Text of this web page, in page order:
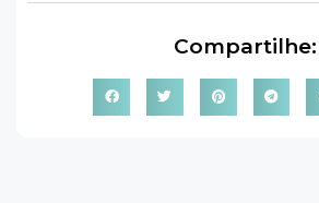
Compartilhe: